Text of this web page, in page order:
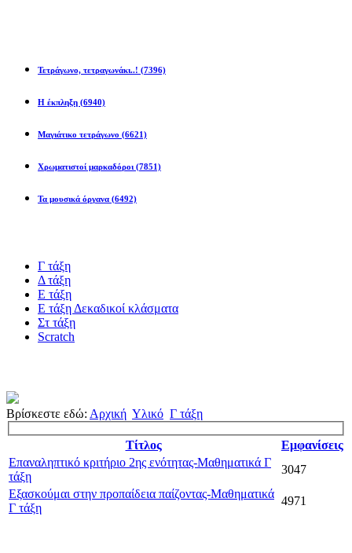
Τετράγωνο, τετραγωνάκι..! (7396)
Η έκπληξη (6940)
Μαγιάτικο τετράγωνο (6621)
Χρωματιστοί μαρκαδόροι (7851)
Τα μουσικά όργανα (6492)
Γ τάξη
Δ τάξη
Ε τάξη
Ε τάξη Δεκαδικοί κλάσματα
Στ τάξη
Scratch
Βρίσκεστε εδώ: Αρχική Υλικό Γ τάξη
Τίτλος
Εμφανίσεις
Επαναληπτικό κριτήριο 2ης ενότητας-Μαθηματικά Γ
τάξη
3047
Εξασκούμαι στην προπαίδεια παίζοντας-Μαθηματικά
Γ τάξη
4971